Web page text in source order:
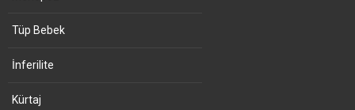
Tüp Bebek
İnferilite
Kürtaj